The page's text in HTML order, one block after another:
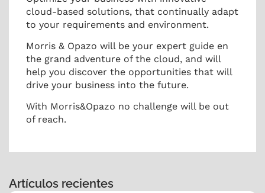
cloud-based solutions, that continually adapt
to your requirements and environment.
Morris & Opazo will be your expert guide en
the grand adventure of the cloud, and will
help you discover the opportunities that will
drive your business into the future.
With Morris&Opazo no challenge will be out
of reach.
Artículos recientes